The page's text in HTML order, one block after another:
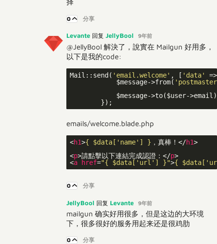
择
0 分享
Levante 回复 JellyBool 9年前
@JellyBool 解決了，說實在 Mailgun 好用多，
以下是我的code:
Mail::send( 'email.welcome' , [ 'data'
            $message->from(
$message->to($user-
emails/welcome.blade.php
<h1>{ $data['name'] } ，真棒！ </h1>
<p>請點擊以下連結完成認證： </p>
<a href="{ $data['url'] }">{
0 分享
JellyBool 回复 Levante 9年前
mailgun 确实好用很多，但是这边的大环境
下，很多很好的服务用起来还是很鸡肋
0 分享